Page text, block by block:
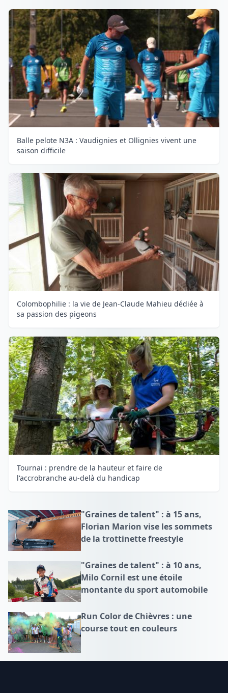
Balle pelote N3A : Vaudignies et Ollignies vivent une
saison difficile
Colombophilie : la vie de Jean-Claude Mahieu dédiée à
sa passion des pigeons
Tournai : prendre de la hauteur et faire de
l'accrobranche au-delà du handicap
"Graines de talent" : à 15 ans,
Florian Marion vise les sommets
de la trottinette freestyle
"Graines de talent" : à 10 ans,
Milo Cornil est une étoile
montante du sport automobile
Run Color de Chièvres : une
course tout en couleurs